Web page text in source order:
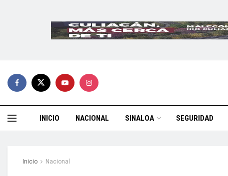
INICIO NACIONAL SINALOA SEGURIDAD
Inicio Nacional